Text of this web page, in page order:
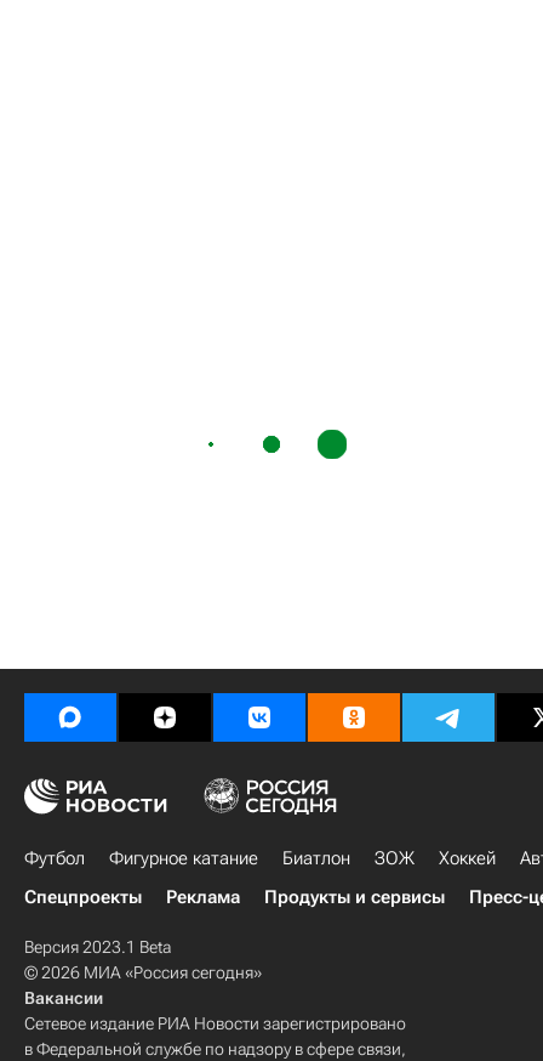
Футбол Фигурное катание Биатлон ЗОЖ Хоккей
Спецпроекты
Реклама Продукты и сервисы Пресс-
Версия 2023.1 Beta
© 2026 МИА «Россия сегодня»
Вакансии
Сетевое издание РИА Новости зарегистрировано
в Федеральной службе по надзору в сфере связи,